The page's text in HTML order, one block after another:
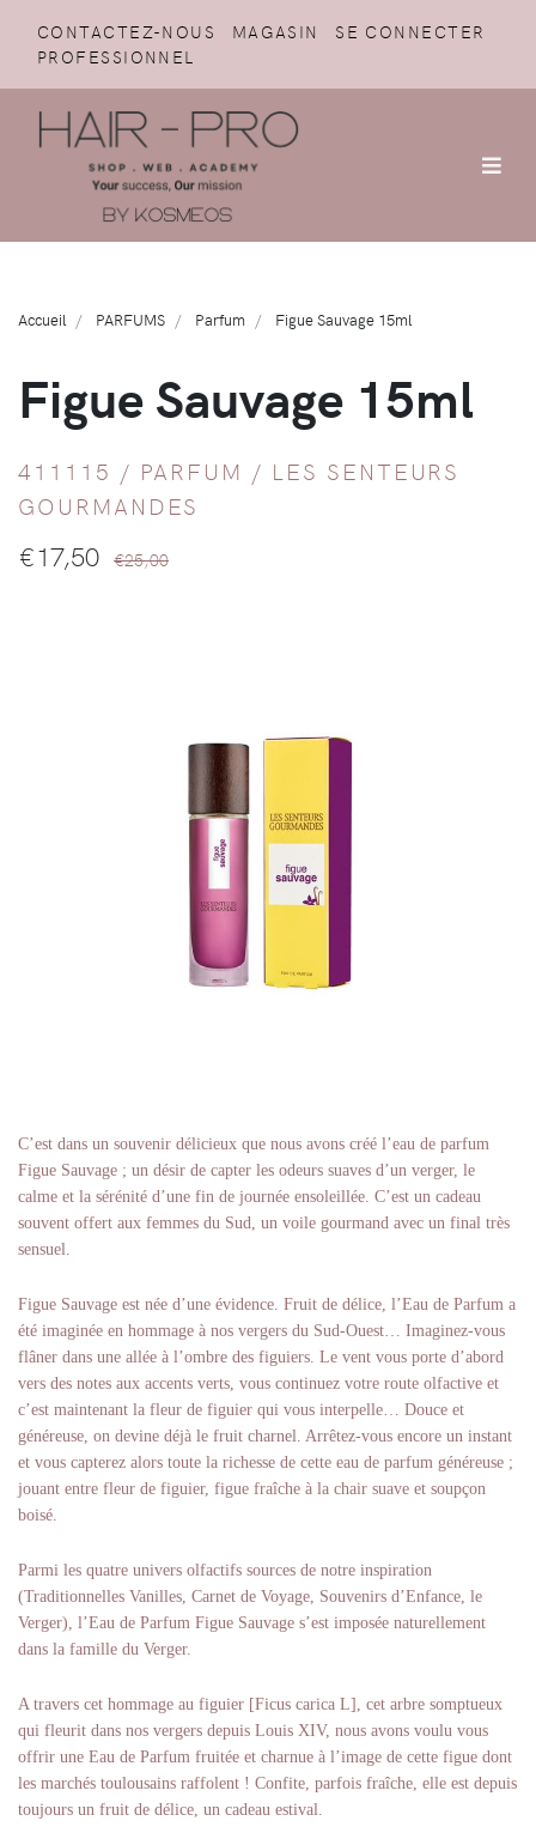
CONTACTEZ-NOUS MAGASIN
SE CONNECTER
PROFESSIONNEL
Accueil PARFUMS Parfum Figue Sauvage 15ml
Figue Sauvage 15ml
411115 / PARFUM / LES SENTEURS
GOURMANDES
€17,50 €25,00
C’est dans un souvenir délicieux que nous avons créé l’eau de parfum
Figue Sauvage ; un désir de capter les odeurs suaves d’un verger, le
calme et la sérénité d’une fin de journée ensoleillée. C’est un cadeau
souvent offert aux femmes du Sud, un voile gourmand avec un final très
sensuel.
Figue Sauvage est née d’une évidence. Fruit de délice, l’Eau de Parfum a
été imaginée en hommage à nos vergers du Sud-Ouest… Imaginez-vous
flâner dans une allée à l’ombre des figuiers. Le vent vous porte d’abord
vers des notes aux accents verts, vous continuez votre route olfactive et
c’est maintenant la fleur de figuier qui vous interpelle… Douce et
généreuse, on devine déjà le fruit charnel. Arrêtez-vous encore un instant
et vous capterez alors toute la richesse de cette eau de parfum généreuse ;
jouant entre fleur de figuier, figue fraîche à la chair suave et soupçon
boisé.
Parmi les quatre univers olfactifs sources de notre inspiration
(Traditionnelles Vanilles, Carnet de Voyage, Souvenirs d’Enfance, le
Verger), l’Eau de Parfum Figue Sauvage s’est imposée naturellement
dans la famille du Verger.
A travers cet hommage au figuier [Ficus carica L], cet arbre somptueux
qui fleurit dans nos vergers depuis Louis XIV, nous avons voulu vous
offrir une Eau de Parfum fruitée et charnue à l’image de cette figue dont
les marchés toulousains raffolent ! Confite, parfois fraîche, elle est depuis
toujours un fruit de délice, un cadeau estival.